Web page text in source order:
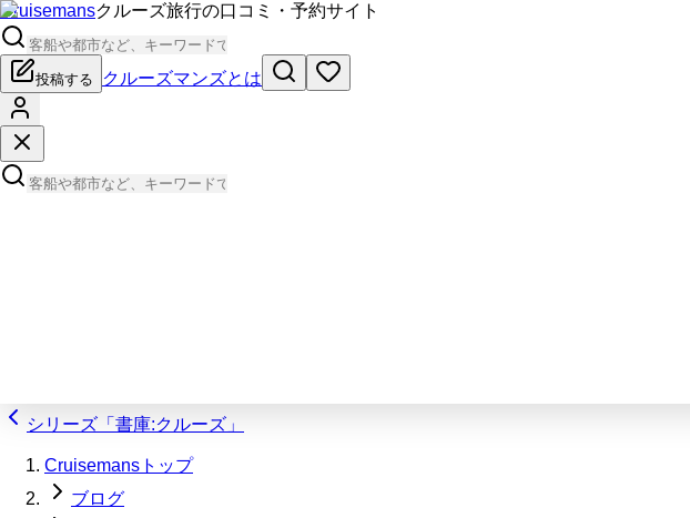
Cruisemansクルーズ旅行の口コミ・予約サイト
投稿する クルーズマンズとは
シリーズ「書庫:クルーズ」
Cruisemansトップ
ブログ